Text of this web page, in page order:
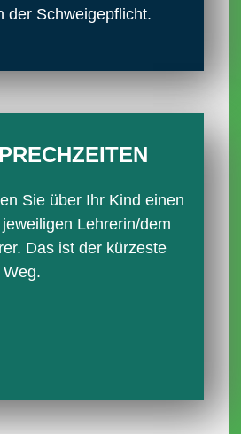
der Schweigepflicht.
Sie über Ihr Kind einen
Lehrerin/dem
Das ist der kürzeste